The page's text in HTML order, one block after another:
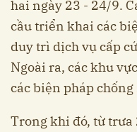
hai ngày 23 - 24/9.
cầu triển khai các
duy trì dịch vụ cấp
Ngoài ra, các khu
các biện pháp chống
Trong khi đó, từ